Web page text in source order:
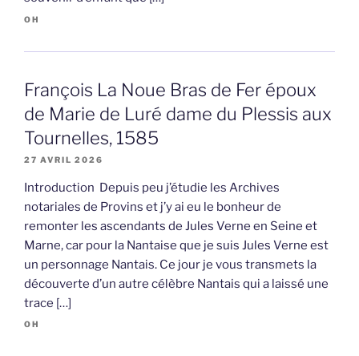
OH
François La Noue Bras de Fer époux
de Marie de Luré dame du Plessis aux
Tournelles, 1585
27 AVRIL 2026
Introduction Depuis peu j’étudie les Archives
notariales de Provins et j’y ai eu le bonheur de
remonter les ascendants de Jules Verne en Seine et
Marne, car pour la Nantaise que je suis Jules Verne est
un personnage Nantais. Ce jour je vous transmets la
découverte d’un autre célèbre Nantais qui a laissé une
trace […]
OH